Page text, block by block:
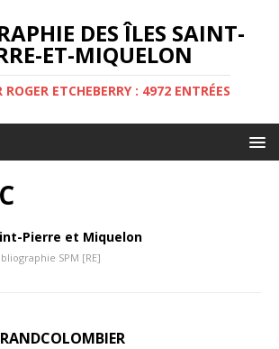
DES ÎLES SAINT-
ET-MIQUELON
ROGER ETCHEBERRY : 4972 ENTRÉES
Pierre et Miquelon
SPM [RE]